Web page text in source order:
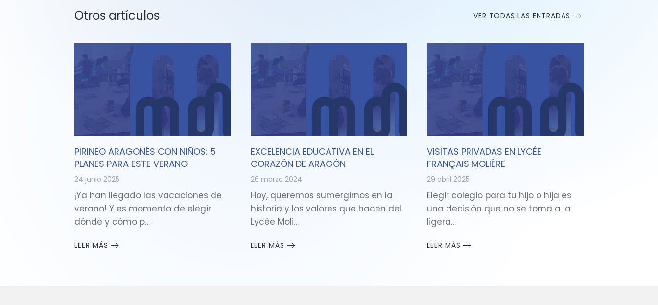
Otros artículos VER TODAS LAS ENTRADAS
PIRINEO ARAGONÉS CON NIÑOS: 5
PLANES PARA ESTE VERANO
24 junio 2025
¡Ya han llegado las vacaciones de
verano! Y es momento de elegir
dónde y cómo p…
LEER MÁS
EXCELENCIA EDUCATIVA EN EL
CORAZÓN DE ARAGÓN
26 marzo 2024
Hoy, queremos sumergirnos en la
historia y los valores que hacen del
Lycée Moli…
LEER MÁS
VISITAS PRIVADAS EN LYCÉE
FRANÇAIS MOLIÈRE
29 abril 2025
Elegir colegio para tu hijo o hija es
una decisión que no se toma a la
ligera…
LEER MÁS